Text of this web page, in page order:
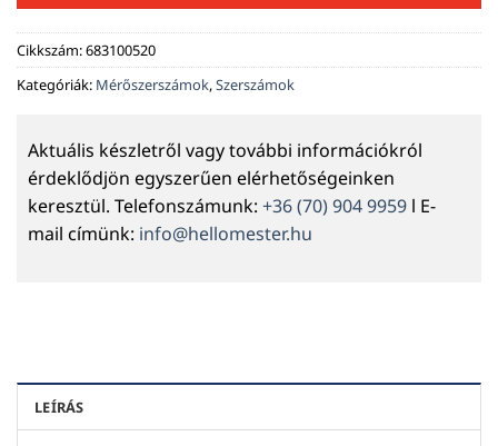
Cikkszám:683100520
Kategóriák: Mérőszerszámok,Szerszámok
Aktuális készletről vagy további információkról
érdeklődjön egyszerűen elérhetőségeinken
keresztül. Telefonszámunk: +36 (70) 904 9959 l E-
mail címünk: info@hellomester.hu
LEÍRÁS